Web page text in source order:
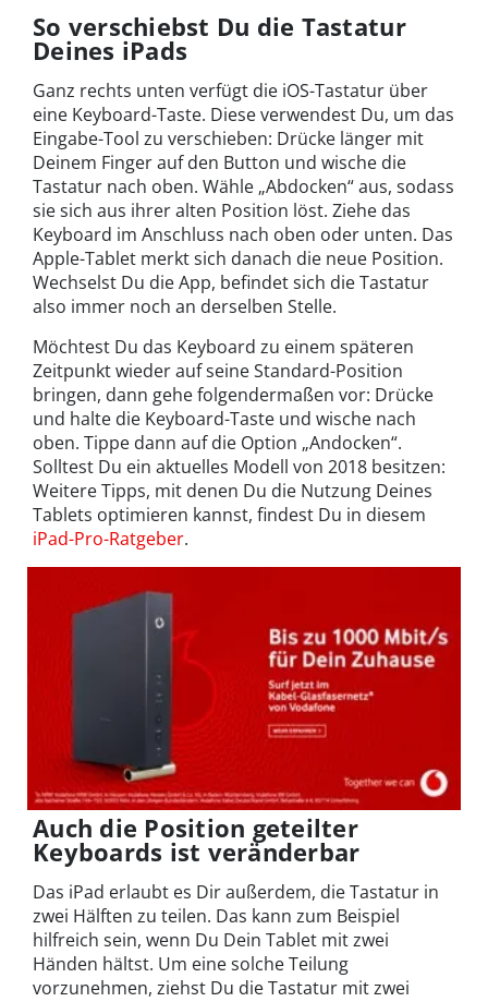
So verschiebst Du die Tastatur
Deines iPads
Ganz rechts unten verfügt die iOS-Tastatur über
eine Keyboard-Taste. Diese verwendest Du, um das
Eingabe-Tool zu verschieben: Drücke länger mit
Deinem Finger auf den Button und wische die
Tastatur nach oben. Wähle „Abdocken“ aus, sodass
sie sich aus ihrer alten Position löst. Ziehe das
Keyboard im Anschluss nach oben oder unten. Das
Apple-Tablet merkt sich danach die neue Position.
Wechselst Du die App, befindet sich die Tastatur
also immer noch an derselben Stelle.
Möchtest Du das Keyboard zu einem späteren
Zeitpunkt wieder auf seine Standard-Position
bringen, dann gehe folgendermaßen vor: Drücke
und halte die Keyboard-Taste und wische nach
oben. Tippe dann auf die Option „Andocken“.
Solltest Du ein aktuelles Modell von 2018 besitzen:
Weitere Tipps, mit denen Du die Nutzung Deines
Tablets optimieren kannst, findest Du in diesem
iPad-Pro-Ratgeber.
Auch die Position geteilter
Keyboards ist veränderbar
Das iPad erlaubt es Dir außerdem, die Tastatur in
zwei Hälften zu teilen. Das kann zum Beispiel
hilfreich sein, wenn Du Dein Tablet mit zwei
Händen hältst. Um eine solche Teilung
vorzunehmen, ziehst Du die Tastatur mit zwei